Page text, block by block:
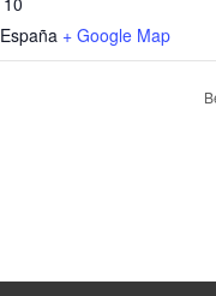
España + Google Map